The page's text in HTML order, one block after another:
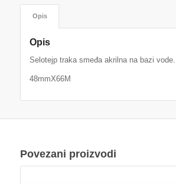
Opis
Opis
Selotejp traka smeđa akrilna na bazi vode.
48mmX66M
Povezani proizvodi